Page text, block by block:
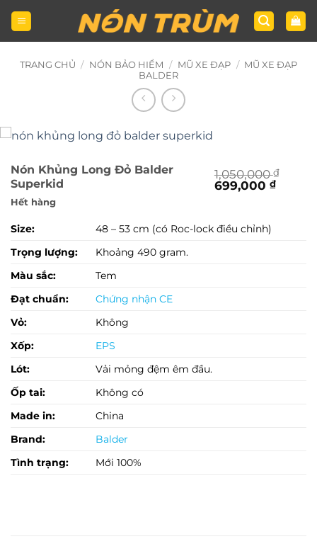
Bỏ
qua
nội
dungTRANG CHỦ / NÓN BẢO HIỂM / MŨ XE ĐẠP / MŨ XE ĐẠP
BALDER
Nón Khủng Long Đỏ Balder
Superkid
1,050,000₫
Giá
699,000 ₫Giá
Hết hàng
Size:
48 – 53 cm (có Roc-lock điều chỉnh)
Trọng lượng:
Khoảng 490 gram.
Màu sắc:
Tem
Đạt chuẩn:
Chứng nhận CE
Vỏ:
Không
Xốp:
EPS
Lót:
Vải mỏng đệm êm đầu.
Ốp tai:
Không có
Made in:
China
Brand:
Balder
Tình trạng:
Mới 100%